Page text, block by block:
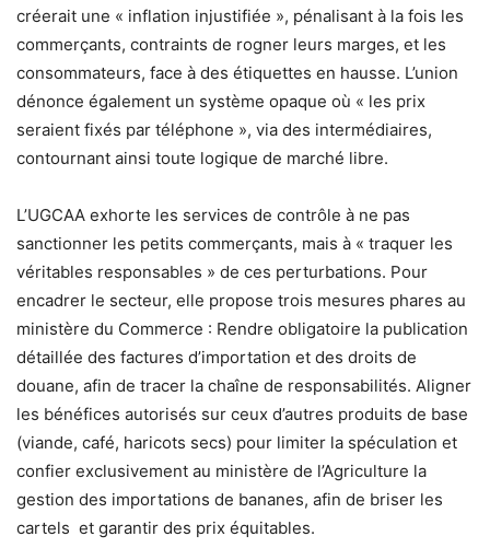
créerait une « inflation injustifiée », pénalisant à la fois les
commerçants, contraints de rogner leurs marges, et les
consommateurs, face à des étiquettes en hausse. L’union
dénonce également un système opaque où « les prix
seraient fixés par téléphone », via des intermédiaires,
contournant ainsi toute logique de marché libre.
L’UGCAA exhorte les services de contrôle à ne pas
sanctionner les petits commerçants, mais à « traquer les
véritables responsables » de ces perturbations. Pour
encadrer le secteur, elle propose trois mesures phares au
ministère du Commerce : Rendre obligatoire la publication
détaillée des factures d’importation et des droits de
douane, afin de tracer la chaîne de responsabilités. Aligner
les bénéfices autorisés sur ceux d’autres produits de base
(viande, café, haricots secs) pour limiter la spéculation et
confier exclusivement au ministère de l’Agriculture la
gestion des importations de bananes, afin de briser les
cartels et garantir des prix équitables.